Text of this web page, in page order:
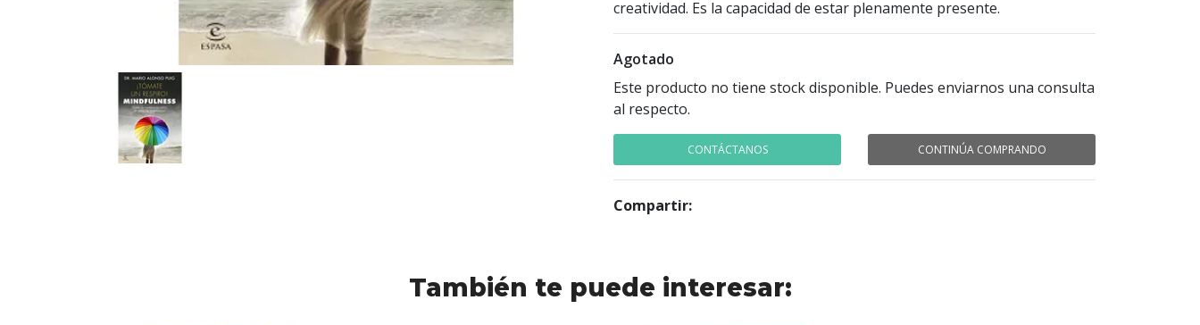
creatividad. Es la capacidad de estar plenamente presente.
Agotado
Este producto no tiene stock disponible. Puedes enviarnos una consulta
al respecto.
CONTÁCTANOS CONTINÚA COMPRANDO
Compartir:
También te puede interesar: